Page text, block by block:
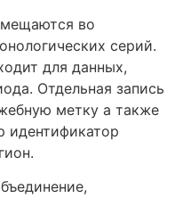
во
серий.
для данных,
Отдельная запись
метку а также
идентификатор